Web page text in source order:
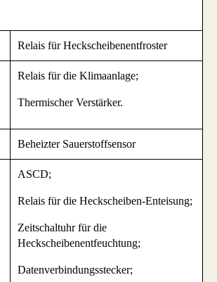
Relais für Heckscheibenentfroster
Relais für die Klimaanlage;
Thermischer Verstärker.
Beheizter Sauerstoffsensor
ASCD;
Relais für die Heckscheiben-Enteisung;
Zeitschaltuhr für die
Heckscheibenentfeuchtung;
Datenverbindungsstecker;